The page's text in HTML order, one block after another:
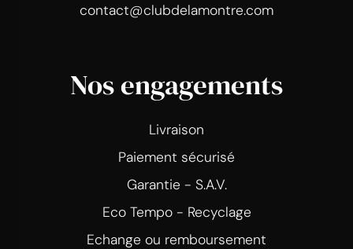
contact@clubdelamontre.com
Nos engagements
Livraison
Paiement sécurisé
Garantie - S.A.V.
Eco Tempo - Recyclage
Echange ou remboursement